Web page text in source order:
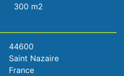
300 m2
44600
Saint Nazaire
France